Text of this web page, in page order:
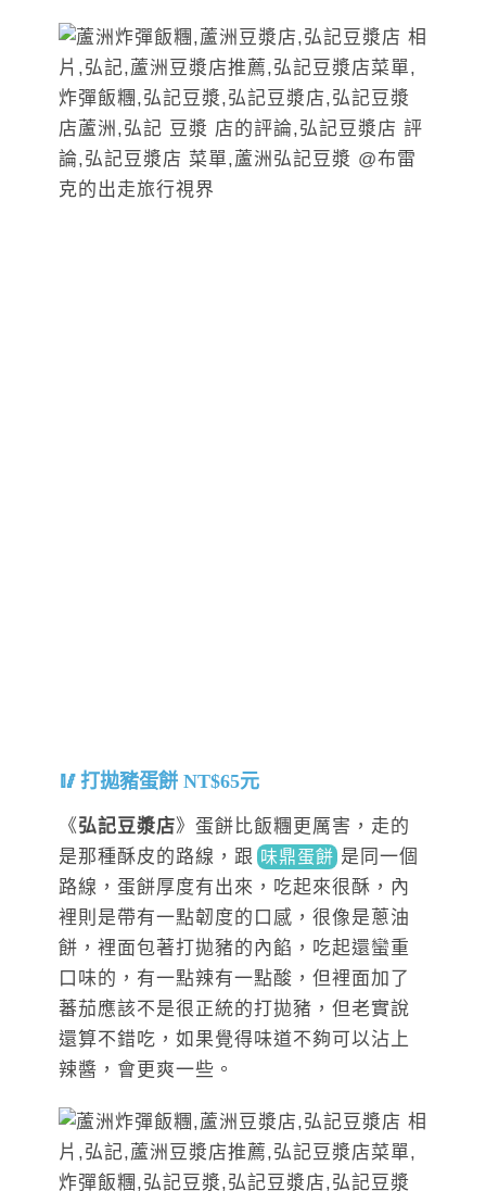
打拋豬蛋餅 NT$65元
《弘記豆漿店》蛋餅比飯糰更厲害，走的
是那種酥皮的路線， 跟 味鼎蛋餅 是同 一個
路線，蛋餅厚度有出來，吃起來很酥，內
裡則是帶有一點韌度的口感，很像是蔥油
餅，裡面包著打拋豬的內餡，吃起還蠻重
口味的，有一點辣有一點酸，但裡面加了
蕃茄應該不是很正統的打拋豬，但老實說
還算不錯吃，如果覺得味道不夠可以沾上
辣醬，會更爽一些。